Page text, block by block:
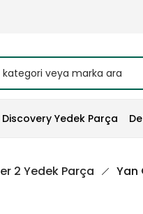
Discovery Yedek Parça
2 Yedek Parça Yan